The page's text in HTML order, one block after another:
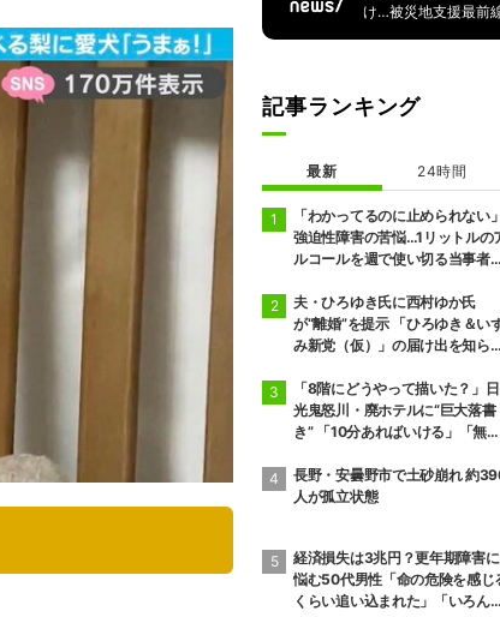
け…被災地支援最前
記事ランキング
最新 24時間
「わかってるのに止められない」
強迫性障害の苦悩…1リットルの
ルコールを週で使い切る当事者
ある」
夫・ひろゆき氏に西村ゆか氏
が“離婚”を提示 「ひろゆき＆い
み新党（仮）」の届け出を知らさ
態で夫婦を続けるのは無理」
「8階にどうやって描いた？」日
光鬼怒川・廃ホテルに“巨大落書
き” 「10分あればいける」「無許
ィストらが見解
長野・安曇野市で土砂崩れ 約
人が孤立状態
経済損失は3兆円？更年期障害に
悩む50代男性「命の危険を感じ
くらい追い込まれた」「いろんな